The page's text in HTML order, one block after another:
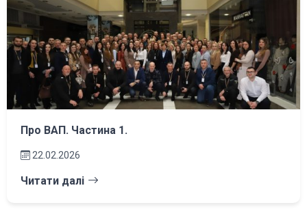
Про ВАП. Частина 1.
22.02.2026
Читати далі